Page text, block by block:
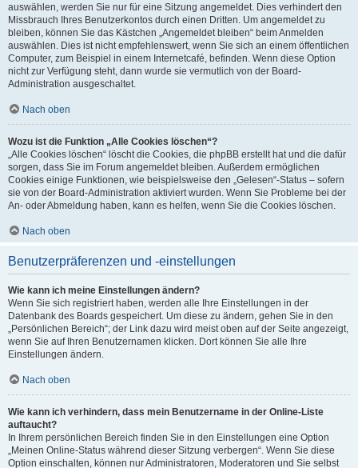
auswählen, werden Sie nur für eine Sitzung angemeldet. Dies verhindert den
Missbrauch Ihres Benutzerkontos durch einen Dritten. Um angemeldet zu
bleiben, können Sie das Kästchen „Angemeldet bleiben“ beim Anmelden
auswählen. Dies ist nicht empfehlenswert, wenn Sie sich an einem öffentlichen
Computer, zum Beispiel in einem Internetcafé, befinden. Wenn diese Option
nicht zur Verfügung steht, dann wurde sie vermutlich von der Board-
Administration ausgeschaltet.
Nach oben
Wozu ist die Funktion „Alle Cookies löschen“?
„Alle Cookies löschen“ löscht die Cookies, die phpBB erstellt hat und die dafür
sorgen, dass Sie im Forum angemeldet bleiben. Außerdem ermöglichen
Cookies einige Funktionen, wie beispielsweise den „Gelesen“-Status – sofern
sie von der Board-Administration aktiviert wurden. Wenn Sie Probleme bei der
An- oder Abmeldung haben, kann es helfen, wenn Sie die Cookies löschen.
Nach oben
Benutzerpräferenzen und -einstellungen
Wie kann ich meine Einstellungen ändern?
Wenn Sie sich registriert haben, werden alle Ihre Einstellungen in der
Datenbank des Boards gespeichert. Um diese zu ändern, gehen Sie in den
„Persönlichen Bereich“; der Link dazu wird meist oben auf der Seite angezeigt,
wenn Sie auf Ihren Benutzernamen klicken. Dort können Sie alle Ihre
Einstellungen ändern.
Nach oben
Wie kann ich verhindern, dass mein Benutzername in der Online-Liste
auftaucht?
In Ihrem persönlichen Bereich finden Sie in den Einstellungen eine Option
„Meinen Online-Status während dieser Sitzung verbergen“. Wenn Sie diese
Option einschalten, können nur Administratoren, Moderatoren und Sie selbst